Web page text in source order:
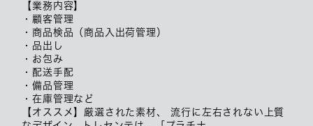
【業務内容】
・顧客管理
・商品検品（商品入出荷管理）
・品出し
・お包み
・配送手配
・備品管理
・在庫管理など
【オススメ】厳選された素材、 流行に左右されない上質